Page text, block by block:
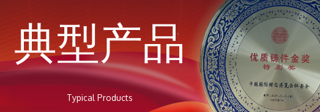
典型产品
Typical Products